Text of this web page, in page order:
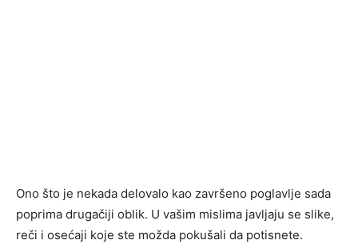
Ono što je nekada delovalo kao završeno poglavlje sada
poprima drugačiji oblik. U vašim mislima javljaju se slike,
reči i osećaji koje ste možda pokušali da potisnete.